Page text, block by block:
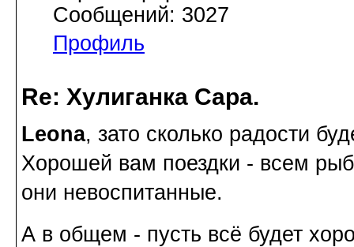
Сообщений: 3027
Профиль
Re: Хулиганка Сара.
Leona, зато сколько радости
Хорошей вам поездки - всем
они невоспитанные.
А в общем - пусть всё будет